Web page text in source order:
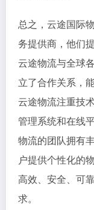
总之，云途国际
务提供商，他们
云途物流与全球
立了合作关系，
云途物流注重技
管理系统和在线
物流的团队拥有
户提供个性化的
高效、安全、可
求。